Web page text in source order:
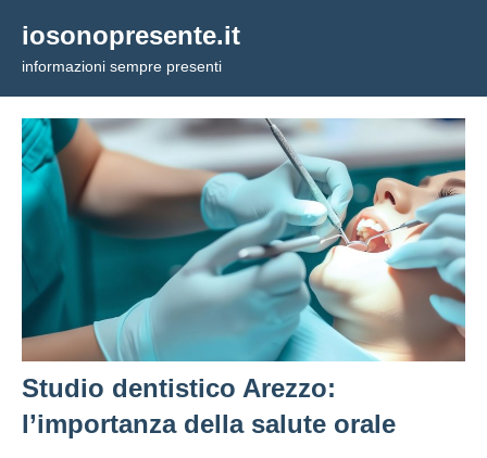
contenuto
iosonopresente.it
informazioni sempre presenti
Studio dentistico Arezzo:
l’importanza della salute orale